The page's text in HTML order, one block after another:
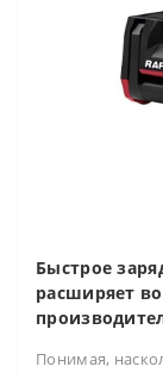
Быстрое
расширяет
Понимая,